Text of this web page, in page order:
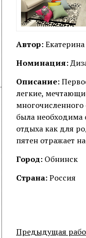
Автор:
Номинация:
Описание:
легкие,
была необходима
отдыха как для
пятен отражает
Город: Обнинск
Страна:Россия
Предыдущая